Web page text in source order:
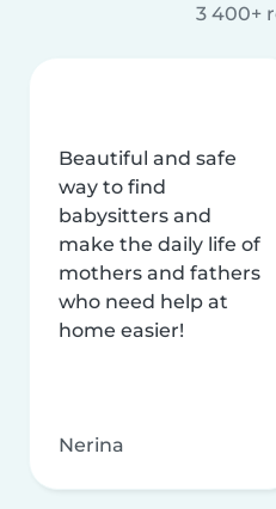
3 400+
Beautiful and safe
way to find
babysitters and
make the daily life of
mothers and fathers
who need help at
home easier!
Nerina